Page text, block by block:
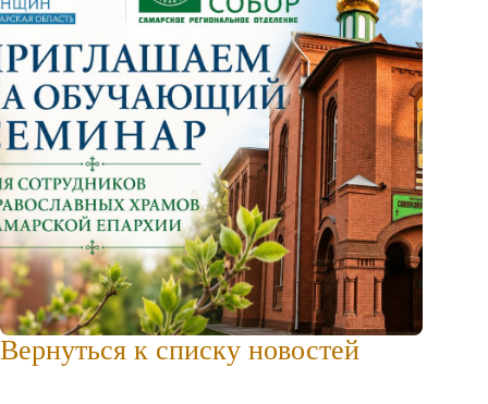
Вернуться к списку новостей